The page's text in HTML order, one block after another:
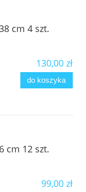
cm 4 szt.
130,00 zł
do koszyka
cm 12 szt.
99,00 zł